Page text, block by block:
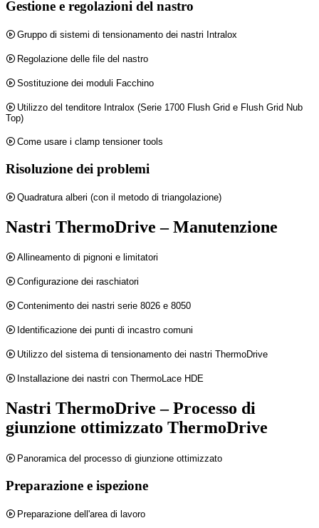
Gestione e regolazioni del nastro
Gruppo di sistemi di tensionamento dei nastri Intralox
Regolazione delle file del nastro
Sostituzione dei moduli Facchino
Utilizzo del tenditore Intralox (Serie 1700 Flush Grid e Flush Grid Nub
Top)
Come usare i clamp tensioner tools
Risoluzione dei problemi
Quadratura alberi (con il metodo di triangolazione)
Nastri ThermoDrive – Manutenzione
Allineamento di pignoni e limitatori
Configurazione dei raschiatori
Contenimento dei nastri serie 8026 e 8050
Identificazione dei punti di incastro comuni
Utilizzo del sistema di tensionamento dei nastri ThermoDrive
Installazione dei nastri con ThermoLace HDE
Nastri ThermoDrive – Processo di
giunzione ottimizzato ThermoDrive
Panoramica del processo di giunzione ottimizzato
Preparazione e ispezione
Preparazione dell'area di lavoro